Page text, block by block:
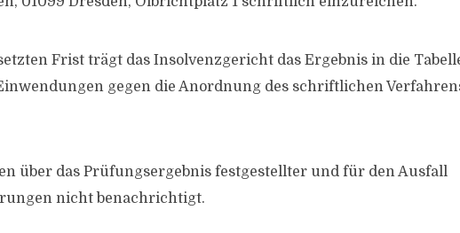
Frist trägt das Insolvenzgericht das Ergebnis in die
gegen die Anordnung des schriftlichen
über das Prüfungsergebnis festgestellter und für den Ausfall
nicht benachrichtigt.